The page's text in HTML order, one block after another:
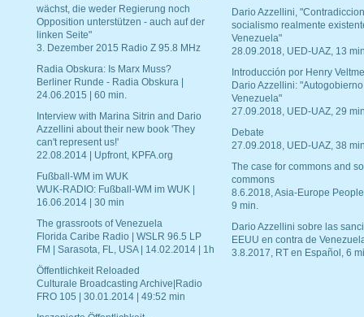
wächst, die weder Regierung noch
Opposition unterstützen - auch auf der
linken Seite"
3. Dezember 2015 Radio Z 95.8 MHz
Radia Obskura: Is Marx Muss?
Berliner Runde - Radia Obskura |
24.06.2015 | 60 min.
Interview with Marina Sitrin and Dario
Azzellini about their new book 'They
can't represent us!'
22.08.2014 | Upfront, KPFA.org
Fußball-WM im WUK
WUK-RADIO: Fußball-WM im WUK |
16.06.2014 | 30 min
The grassroots of Venezuela
Florida Caribe Radio | WSLR 96.5 LP
FM | Sarasota, FL, USA | 14.02.2014 | 1h
Öffentlichkeit Reloaded
Culturale Broadcasting Archive|Radio
FRO 105 | 30.01.2014 | 49:52 min
Dario Azzellini,
socialismo realmente
Venezuela"
28.09.2018, UED-UAZ, 13
Introducción por Henry
Dario Azzellini:
Venezuela"
27.09.2018, UED-UAZ, 29
Debate
27.09.2018, UED-UAZ, 38
The case for commons and
commons
8.6.2018, Asia-Europe
9 min.
Dario Azzellini sobre las
EEUU en contra de
3.8.2017, RT en Español, 6